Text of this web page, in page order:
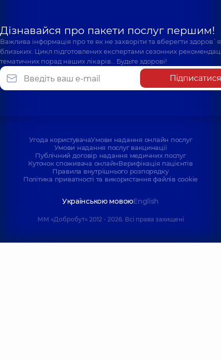
Дізнавайся про пакети послуг першим!
Важлива інформація про те як не захворіти та вберегти
близьких. Цикл підготовлених експертами сезонних
тематичних порад наших лікарів… Будьте здорові!
Підписатися
Угода користувачаУмови надання онлайн послуг
Умови надання послуг вакцинації
Публічний договір надання медичних послуг
Куточок споживача онлайнВерифікація пацієнтів
Правила внутрішнього розпорядку
Політика приватності та використання файлів cookie
Українською мовоюEnglish
ММ «Добробут» 2012 - 2026. Всі права захищені